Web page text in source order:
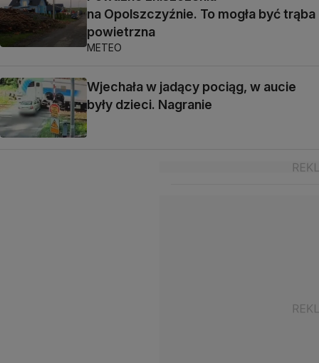
na Opolszczyźnie. To mogła być trąba
powietrzna
METEO
Wjechała w jadący pociąg, w aucie
były dzieci. Nagranie